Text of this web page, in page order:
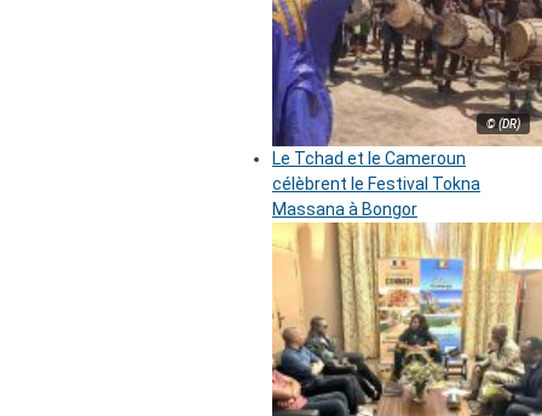
© (DR)
Le Tchad et le Cameroun
célèbrent le Festival Tokna
Massana à Bongor